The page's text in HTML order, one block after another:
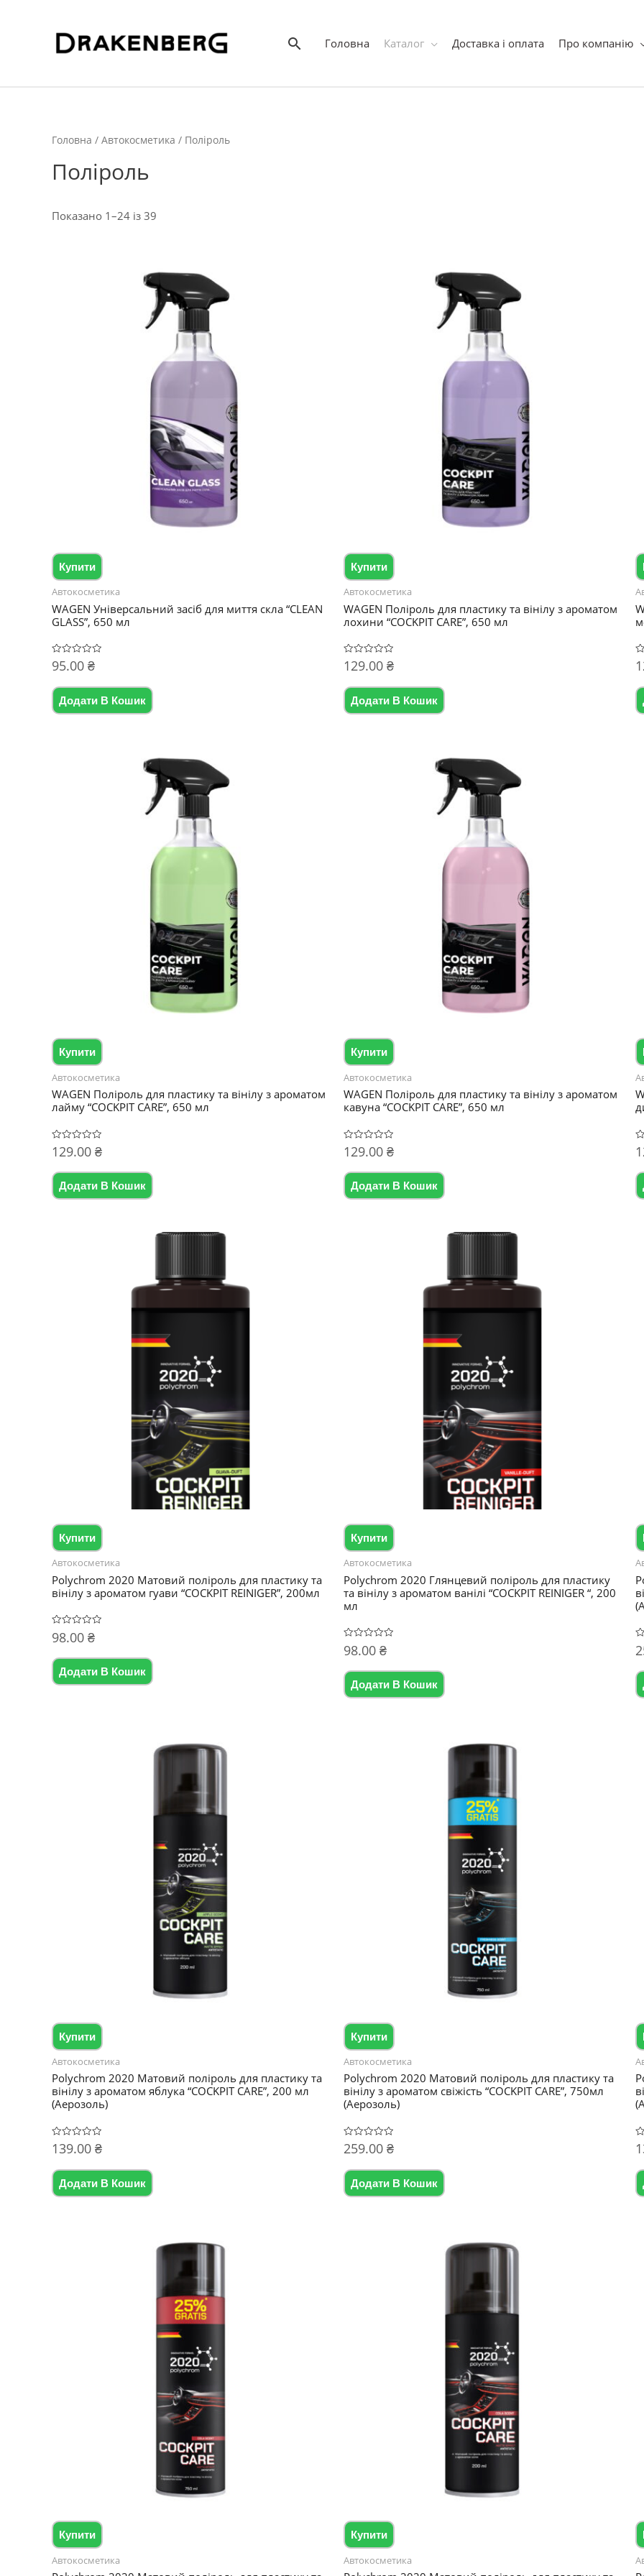
ПошукГоловна Каталог Доставка і оплата Про компанію
Головна / Автокосметика / Поліроль
Поліроль
Показано 1–24 із 39
Купити
Автокосметика
WAGEN Універсальний засіб для миття скла “CLEAN
GLASS”, 650 мл
Оцінено
в
з
95.00 ₴
Додати В Кошик
Купити
Автокосметика
WAGEN Поліроль для пластику та вінілу з ароматом
лохини “COCKPIT CARE”, 650 мл
Оцінено
в
з
129.00 ₴
Додати В Кошик
в
з
Купити
Автокосметика
WAGEN Поліроль для пластику та вінілу з ароматом
лайму “COCKPIT CARE”, 650 мл
Оцінено
в
з
129.00 ₴
Додати В Кошик
Купити
Автокосметика
WAGEN Поліроль для пластику та вінілу з ароматом
кавуна “COCKPIT CARE”, 650 мл
Оцінено
в
з
129.00 ₴
Додати В Кошик
в
з
Купити
Автокосметика
Polychrom 2020 Матовий поліроль для пластику та
вінілу з ароматом гуави “COCKPIT REINIGER”, 200мл
Оцінено
в
з
98.00 ₴
Додати В Кошик
Купити
Автокосметика
Polychrom 2020 Глянцевий поліроль для пластику
та вінілу з ароматом ванілі “COCKPIT REINIGER “, 200
мл
Оцінено
в
з
98.00 ₴
Додати В Кошик
в
з
Купити
Автокосметика
Polychrom 2020 Матовий поліроль для пластику та
вінілу з ароматом яблука “COCKPIT CARE”, 200 мл
(Аерозоль)
Оцінено
в
з
139.00 ₴
Додати В Кошик
Купити
Автокосметика
Polychrom 2020 Матовий поліроль для пластику та
вінілу з ароматом свіжість “COCKPIT CARE”, 750мл
(Аерозоль)
Оцінено
в
з
259.00 ₴
Додати В Кошик
в
з
Купити
Автокосметика
Купити
Автокосметика